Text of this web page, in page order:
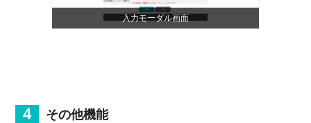
入力モーダル画面
その他機能